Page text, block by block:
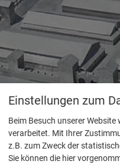
Einstellungen zum
Beim Besuch unserer
verarbeitet. Mit Ihrer
z.B. zum Zweck der
Sie können die hier